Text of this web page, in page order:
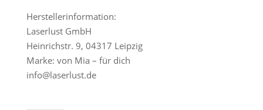
Herstellerinformation:
Laserlust GmbH
Heinrichstr. 9, 04317 Leipzig
Marke: von Mia – für dich
info@laserlust.de